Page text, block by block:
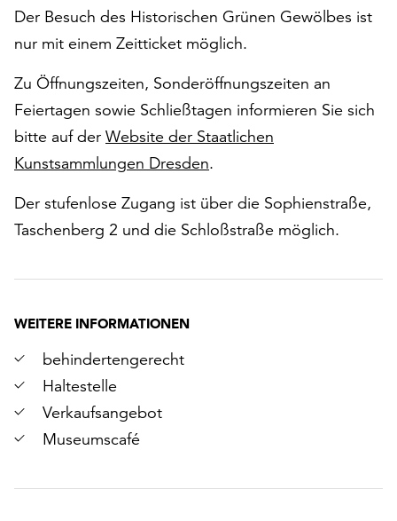
Der Besuch des Historischen Grünen Gewölbes ist
nur mit einem Zeitticket möglich.
Zu Öffnungszeiten, Sonderöffnungszeiten an
Feiertagen sowie Schließtagen informieren Sie sich
bitte auf der Website der Staatlichen
Kunstsammlungen Dresden.
Der stufenlose Zugang ist über die Sophienstraße,
Taschenberg 2 und die Schloßstraße möglich.
WEITERE INFORMATIONEN
behindertengerecht
Haltestelle
Verkaufsangebot
Museumscafé